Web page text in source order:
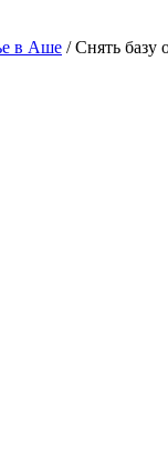
в Аше / Снять базу